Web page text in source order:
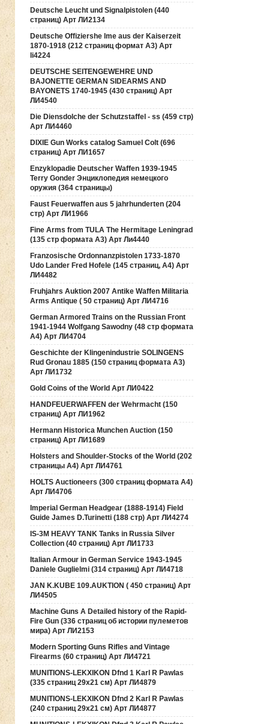
Deutsche Leucht und Signalpistolen (440
страниц) Арт ЛИ2134
Deutsche Offiziershe lme aus der Kaiserzeit
1870-1918 (212 страниц формат А3) Арт
li4224
DEUTSCHE SEITENGEWEHRE UND
BAJONETTE GERMAN SIDEARMS AND
BAYONETS 1740-1945 (430 страниц) Арт
ЛИ4540
Die Diensdolche der Schutzstaffel - ss (459 стр)
Арт ЛИ4460
DIXIE Gun Works catalog Samuel Colt (696
страниц) Арт ЛИ1657
Enzyklopadie Deutscher Waffen 1939-1945
Terry Gonder Энциклопедия немецкого
оружия (364 страницы)
Faust Feuerwaffen aus 5 jahrhunderten (204
стр) Арт ЛИ1966
Fine Arms from TULA The Hermitage Leningrad
(135 стр формата А3) Арт Ли4440
Franzosische Ordonnanzpistolen 1733-1870
Udo Lander Fred Hofele (145 страниц, А4) Арт
ЛИ4482
Fruhjahrs Auktion 2007 Antike Waffen Militaria
Arms Antique ( 50 страниц) Арт ЛИ4716
German Armored Trains on the Russian Front
1941-1944 Wolfgang Sawodny (48 стр формата
А4) Арт ЛИ4704
Geschichte der Klingenindustrie SOLINGENS
Rud Gronau 1885 (150 страниц формата А3)
Арт ЛИ1732
Gold Coins of the World Арт ЛИ0422
HANDFEUERWAFFEN der Wehrmacht (150
страниц) Арт ЛИ1962
Hermann Historica Munchen Auction (150
страниц) Арт ЛИ1689
Holsters and Shoulder-Stocks of the World (202
страницы А4) Арт ЛИ4761
HOLTS Auctioneers (300 страниц формата А4)
Арт ЛИ4706
Imperial German Headgear (1888-1914) Field
Guide James D.Turinetti (188 cтр) Арт ЛИ4274
IS-3M HEAVY TANK Tanks in Russia Silver
Collection (40 страниц) Арт ЛИ1733
Italian Armour in German Service 1943-1945
Daniele Guglielmi (314 страниц) Арт ЛИ4718
JAN K.KUBE 109.AUKTION ( 450 страниц) Арт
ЛИ4505
Machine Guns A Detailed history of the Rapid-
Fire Gun (336 страниц об истории пулеметов
мира) Арт ЛИ2153
Modern Sporting Guns Rifles and Vintage
Firearms (60 страниц) Арт ЛИ4721
MUNITIONS-LEKXIKON Dfnd 1 Karl R Pawlas
(335 страниц 29х21 см) Арт ЛИ4879
MUNITIONS-LEKXIKON Dfnd 2 Karl R Pawlas
(240 страниц 29х21 см) Арт ЛИ4877